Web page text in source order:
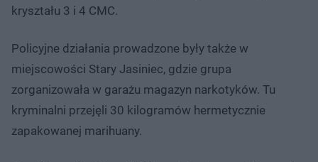
kryształu 3 i 4 CMC.
Policyjne działania prowadzone były także w
miejscowości Stary Jasiniec, gdzie grupa
zorganizowała w garażu magazyn narkotyków. Tu
kryminalni przejęli 30 kilogramów hermetycznie
zapakowanej marihuany.